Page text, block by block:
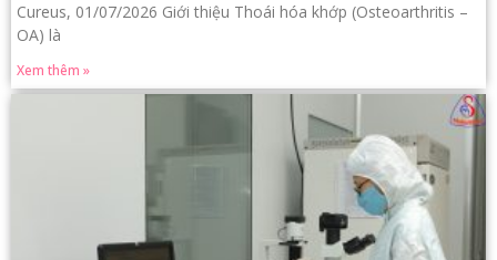
Cureus, 01/07/2026 Giới thiệu Thoái hóa khớp (Osteoarthritis –
OA) là
Xem thêm »